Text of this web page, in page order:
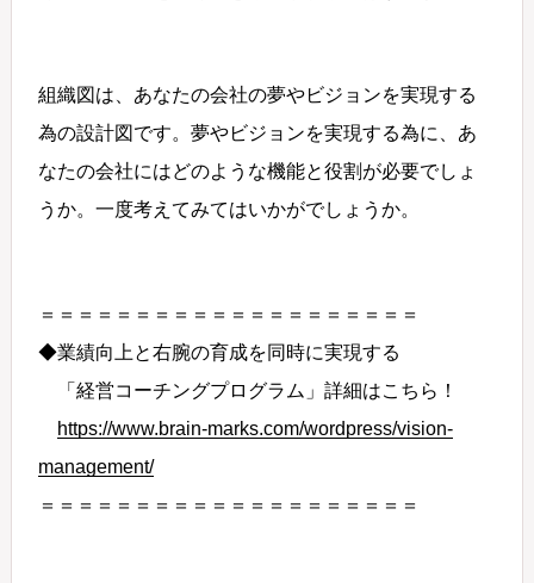
組織図は、あなたの会社の夢やビジョンを実現する
為の設計図です。夢やビジョンを実現する為に、あ
なたの会社にはどのような機能と役割が必要でしょ
うか。一度考えてみてはいかがでしょうか。
＝＝＝＝＝＝＝＝＝＝＝＝＝＝＝＝＝＝＝＝
◆業績向上と右腕の育成を同時に実現する
「経営コーチングプログラム」詳細はこちら！
https://www.brain-marks.com/wordpress/vision-
management/
＝＝＝＝＝＝＝＝＝＝＝＝＝＝＝＝＝＝＝＝